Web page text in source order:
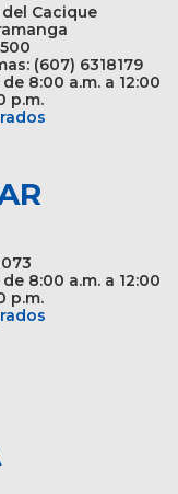
Cacique
(607) 6318179
8:00 a.m. a 12:00
p.m.
8:00 a.m. a 12:00
p.m.